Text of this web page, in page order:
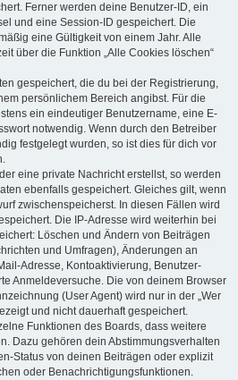
Ferner werden deine Benutzer-ID, ein
und eine Session-ID gespeichert. Die
eine Gültigkeit von einem Jahr. Alle
über die Funktion „Alle Cookies löschen“
gespeichert, die du bei der Registrierung,
persönlichem Bereich angibst. Für die
ein eindeutiger Benutzername, eine E-
notwendig. Wenn durch den Betreiber
festgelegt wurden, so ist dies für dich vor
eine private Nachricht erstellst, so werden
ebenfalls gespeichert. Gleiches gilt, wenn
zwischenspeicherst. In diesen Fällen wird
Die IP-Adresse wird weiterhin bei
Löschen und Ändern von Beiträgen
und Umfragen), Änderungen an
Adresse, Kontoaktivierung, Benutzer-
Anmeldeversuche. Die von deinem Browser
(User Agent) wird nur in der „Wer
und nicht dauerhaft gespeichert.
Funktionen des Boards, dass weitere
Dazu gehören dein Abstimmungsverhalten
Status von deinen Beiträgen oder explizit
oder Benachrichtigungsfunktionen.